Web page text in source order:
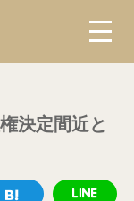
決定間近と